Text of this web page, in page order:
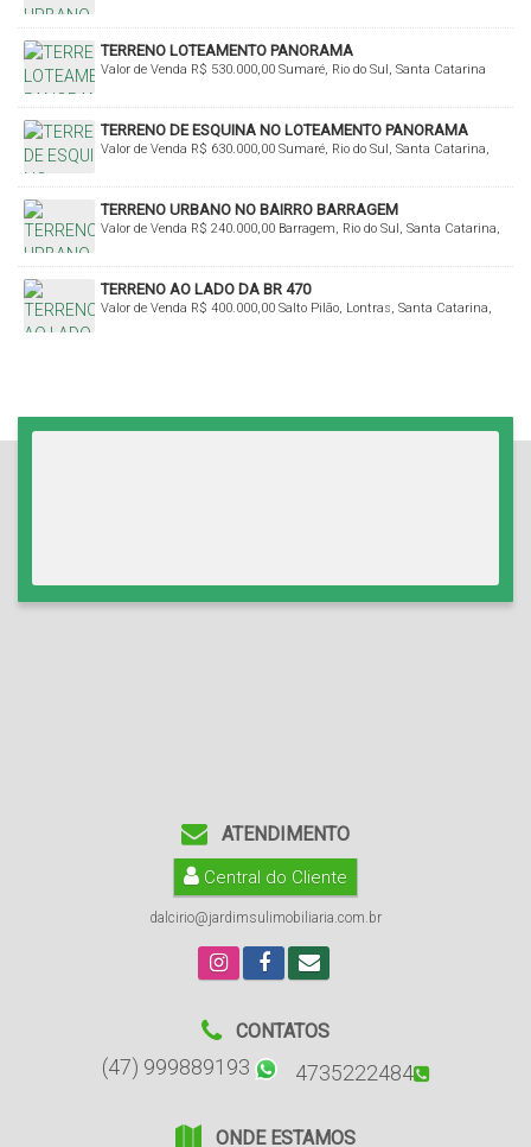
TERRENO LOTEAMENTO PANORAMA
R$ 530.000,00
Valor de Venda Sumaré, Rio do Sul, Santa Catarina
TERRENO DE ESQUINA NO LOTEAMENTO PANORAMA
R$ 630.000,00
Valor de Venda
Sumaré, Rio do Sul, Santa Catarina,
TERRENO URBANO NO BAIRRO BARRAGEM
R$ 240.000,00
Valor de Venda
Barragem, Rio do Sul, Santa Catarina,
TERRENO AO LADO DA BR 470
R$ 400.000,00
Valor de Venda
Salto Pilão, Lontras, Santa Catarina,
ATENDIMENTO
Central do Cliente
dalcirio@jardimsulimobiliaria.com.br
CONTATOS
(47) 999889193 4735222484
ONDE ESTAMOS